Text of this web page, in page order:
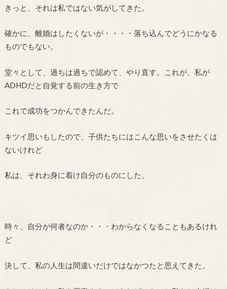
きっと、それは私ではない気がしてきた。
確かに、離婚はしたくないが・・・・落ち込んでどうにかなる
ものでもない。
堂々として、過ちは過ちで認めて、やり直す。これが、私が
ADHDだと自覚する前の生き方で
これで成功をつかんできたんだ。
キツイ思いもしたので、子供たちにはこんな思いをさせたくは
ないけれど
私は、それわ身に着け自分のものにした。
時々、自分が何者なのか・・・わからなくなることもあるけれ
ど
決して、私の人生は間違いだけではなかつたと思えてきた。